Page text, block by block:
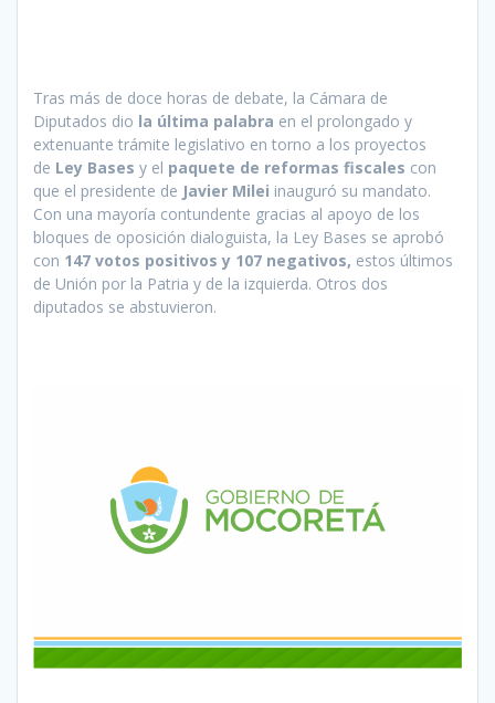
Tras más de doce horas de debate, la Cámara de
Diputados dio la última palabra en el prolongado y
extenuante trámite legislativo en torno a los proyectos
de Ley Bases y el paquete de reformas fiscales con
que el presidente de Javier Milei inauguró su mandato.
Con una mayoría contundente gracias al apoyo de los
bloques de oposición dialoguista, la Ley Bases se aprobó
con 147 votos positivos y 107 negativos, estos últimos
de Unión por la Patria y de la izquierda. Otros dos
diputados se abstuvieron.